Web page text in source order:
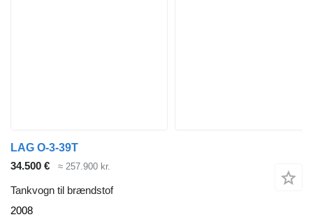
LAG O-3-39T
34.500 €
≈ 257.900 kr.
Tankvogn til brændstof
2008